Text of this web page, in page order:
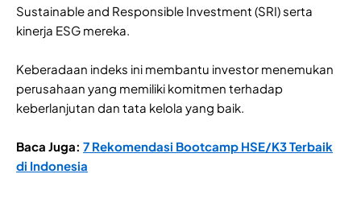
Sustainable and Responsible Investment (SRI) serta
kinerja ESG mereka.
Keberadaan indeks ini membantu investor menemukan
perusahaan yang memiliki komitmen terhadap
keberlanjutan dan tata kelola yang baik.
Baca Juga: 7 Rekomendasi Bootcamp HSE/K3 Terbaik
di Indonesia